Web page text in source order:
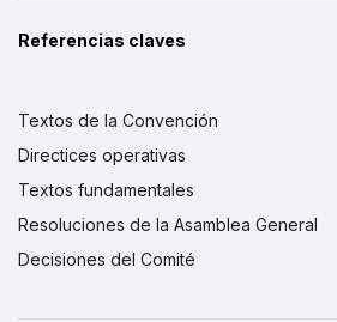
Referencias claves
Textos de la Convención
Directices operativas
Textos fundamentales
Resoluciones de la Asamblea General
Decisiones del Comité